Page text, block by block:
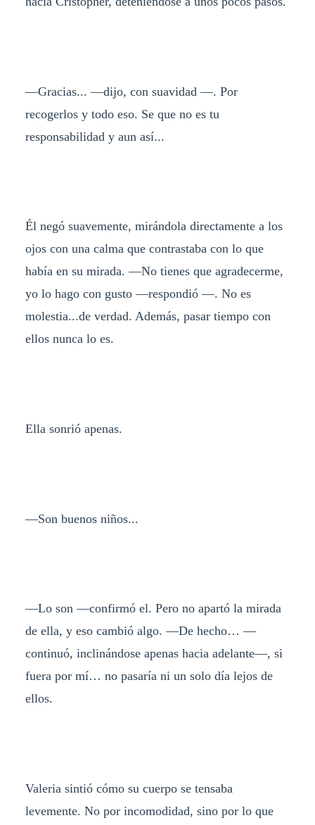
—Gracias... —dijo, con suavidad —. Por
recogerlos y todo eso. Se que no es tu
responsabilidad y aun así...
Él negó suavemente, mirándola directamente a los
ojos con una calma que contrastaba con lo que
había en su mirada. —No tienes que agradecerme,
yo lo hago con gusto —respondió —. No es
molestia...de verdad. Además, pasar tiempo con
ellos nunca lo es.
Ella sonrió apenas.
—Son buenos niños...
—Lo son —confirmó el. Pero no apartó la mirada
de ella, y eso cambió algo. —De hecho… —
continuó, inclinándose apenas hacia adelante—, si
fuera por mí… no pasaría ni un solo día lejos de
ellos.
Valeria sintió cómo su cuerpo se tensaba
levemente. No por incomodidad, sino por lo que